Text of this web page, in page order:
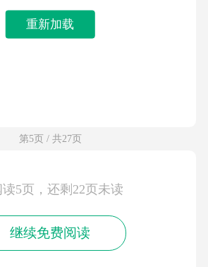
重新加载
第5页 / 共27页
读5页，还剩22页未读
继续免费阅读